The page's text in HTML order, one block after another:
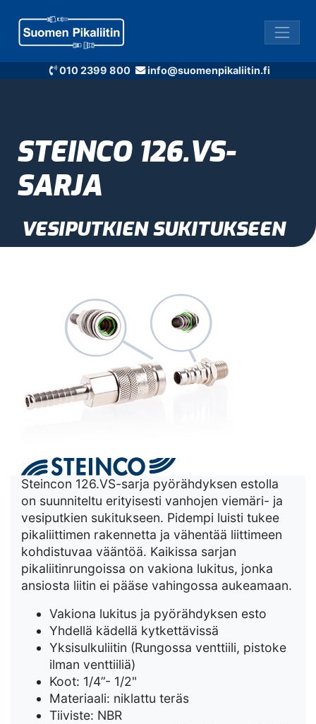
010 2399 800 info@suomenpikaliitin.fi
STEINCO 126.VS-
SARJA
VESIPUTKIEN SUKITUKSEEN
Steincon 126.VS-sarja pyörähdyksen estolla
on suunniteltu erityisesti vanhojen viemäri- ja
vesiputkien sukitukseen. Pidempi luisti tukee
pikaliittimen rakennetta ja vähentää liittimeen
kohdistuvaa vääntöä. Kaikissa sarjan
pikaliitinrungoissa on vakiona lukitus, jonka
ansiosta liitin ei pääse vahingossa aukeamaan.
Vakiona lukitus ja pyörähdyksen esto
Yhdellä kädellä kytkettävissä
Yksisulkuliitin (Rungossa venttiili, pistoke
ilman venttiiliä)
Koot: 1/4”- 1/2"
Materiaali: niklattu teräs
Tiiviste: NBR